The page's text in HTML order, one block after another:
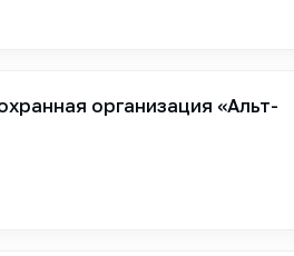
организация «Альт-